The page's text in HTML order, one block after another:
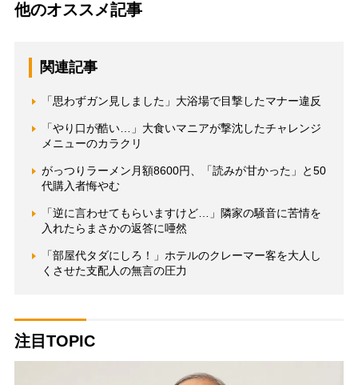
他のオススメ記事
関連記事
「思わずガン見しました」大浴場で目撃したマナー違反
「やり口が酷い…」大食いマニアが撃沈したチャレンジ
メニューのカラクリ
がっつりラーメン月額8600円、「読みが甘かった」と50
代購入者悔やむ
「逆に言わせてもらいますけど…」隣家の騒音に苦情を
入れたらまさかの返答に唖然
「部屋代タダにしろ！」ホテルのクレーマー客を大人し
くさせた支配人の無言の圧力
注目TOPIC